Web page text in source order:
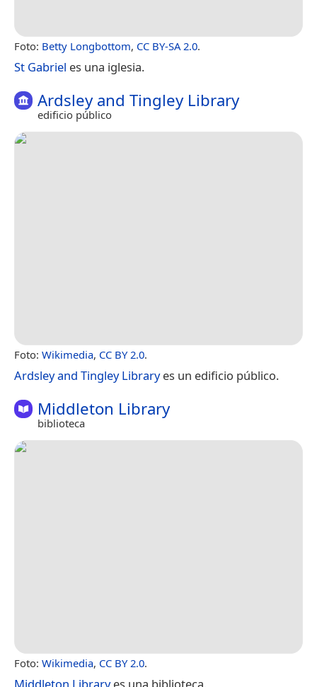
Foto: Betty Longbottom, CC BY-SA 2.0.
St Gabriel es una iglesia.
Ardsley and Tingley Library
edificio público
Foto: Wikimedia, CC BY 2.0.
Ardsley and Tingley Libraryes un edificio público.
Middleton Library
biblioteca
Foto: Wikimedia, CC BY 2.0.
Middleton Libraryes una biblioteca.